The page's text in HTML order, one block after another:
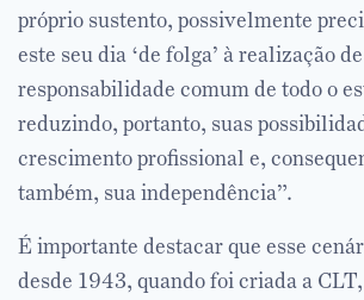
próprio sustento, possivelmente
este seu dia ‘de folga’ à realização
responsabilidade comum de todo o
reduzindo, portanto, suas
crescimento profissional e,
também, sua independência”.
É importante destacar que esse
desde 1943, quando foi criada a